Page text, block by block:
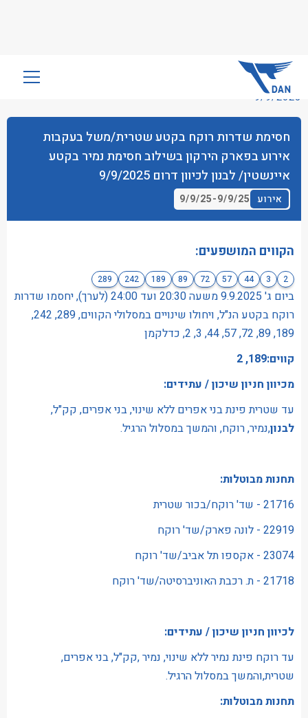
שִׂים
בְּאֲתָר
זֶה
מֻפְעֶלֶת
מַעֲרֶכֶת
נָגִישׁ
בִּקְלִיק
הַמְּסַיַּעַת
הָאֲתָר.
9/9/2025
חסימת שדרות רוקח בקטע שטרית/משל בעקבות
אירוע בפארק הירקון בשילוב חסימת נמיר בקטע
איינשטין/ לבנון לכיוון דרום 9/9/2025
אירוע 9/9/25
-
9/9/25
הקווים המושפעים:
2
3
44
57
72
89
189
242
289
ביום ג' 9.9.2025 משעה 20:30 ועד 24:00 (לערך), יחסמו שדרות
רוקח בקטע הנ"ל, ויחולו שינויים במסלולי הקווים, 289, 242,
189, 89, 72, 57, 44, 3, 2, כדלקמן
קווים:189, 2
מכיוון חניון שיכון / עתידים:
עד שטרית פינת בני אפרים ללא שינוי, בני אפרים, קק"ל,
לבנון,נמיר, רוקח, והמשך במסלול הרגיל.
תחנות מבוטלות:
21716 - שד' רוקח/בכור שטרית
22919 - לונה פארק/שד' רוקח
23074 - אקספו תל אביב/שד' רוקח
21718 - ת. רכבת האוניברסיטה/שד' רוקח
לכיוון חניון שיכון / עתידים:
עד רוקח פינת נמיר ללא שינוי, נמיר ,קק"ל, בני אפרים,
שטרית,והמשך במסלול הרגיל.
תחנות מבוטלות: